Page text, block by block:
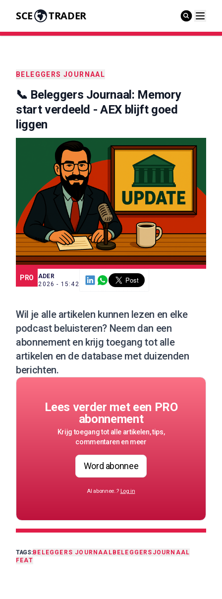
SCE TRADER
BELEGGERS JOURNAAL
📞 Beleggers Journaal: Memory
start verdeeld - AEX blijft goed
liggen
PRO
SCE TRADER
8 JUL. 2026 - 15:42
Wil je alle artikelen kunnen lezen en elke
podcast beluisteren? Neem dan een
abonnementen krijg toegang tot alle
artikelen en de database met duizenden
berichten.
Lees verder met een PRO
abonnement
Krijg toegang tot alle artikelen, tips,
commentaren en meer
Word abonnee
Al abonnee..? Log in
TAGS:BELEGGERS JOURNAAL BELEGGERSJOURNAAL
FEAT